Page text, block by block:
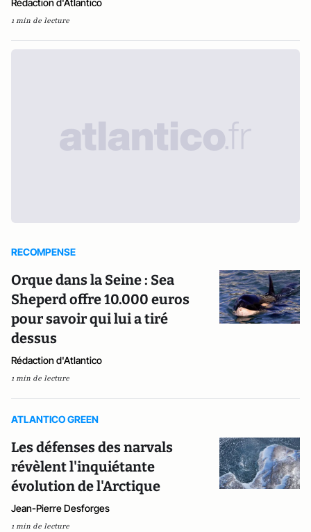
1 min de lecture
RECOMPENSE
Orque dans la Seine : Sea
Sheperd offre 10.000 euros
pour savoir qui lui a tiré
dessus
Rédaction d'Atlantico
1 min de lecture
ATLANTICO GREEN
Les défenses des narvals
révèlent l'inquiétante
évolution de l'Arctique
Jean-Pierre Desforges
1 min de lecture